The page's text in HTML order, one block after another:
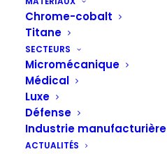
Chrome-cobalt
Titane
SECTEURS
Micromécanique
Médical
Luxe
Défense
Industrie manufacturière
ACTUALITÉS